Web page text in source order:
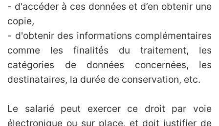
- d'accéder à ces données et d’en obtenir une
copie,
- d'obtenir des informations complémentaires
comme les finalités du traitement, les
catégories de données concernées, les
destinataires, la durée de conservation, etc.
Le salarié peut exercer ce droit par voie
électronique ou sur place, et doit justifier de